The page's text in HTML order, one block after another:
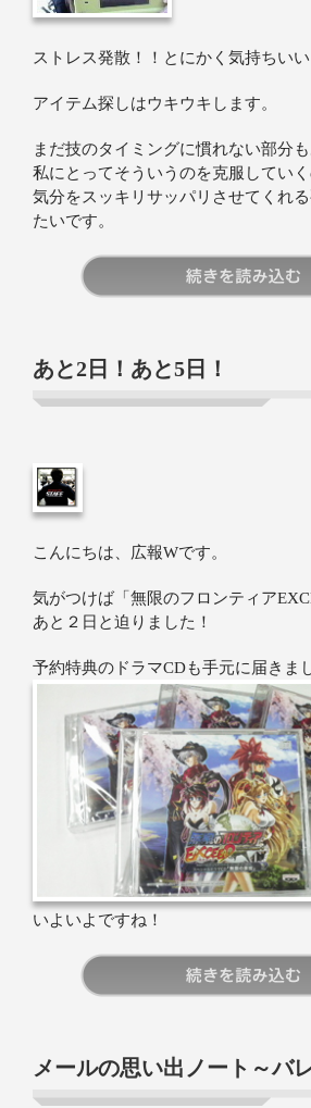
ストレス発散！！とにかく気持ちいい
アイテム探しはウキウキします。
まだ技のタイミングに慣れない部分も
私にとってそういうのを克服してい
気分をスッキリサッパリさせてくれ
たいです。
あと2日！あと5日！
こんにちは、広報Wです。
気がつけば「無限のフロンティア
あと２日と迫りました！
予約特典のドラマCDも手元に届きま
いよいよですね！
メールの思い出ノート～バ